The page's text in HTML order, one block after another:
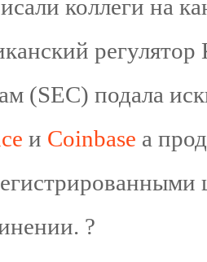
коллеги на
(SEC) подала
и Coinbase а
?